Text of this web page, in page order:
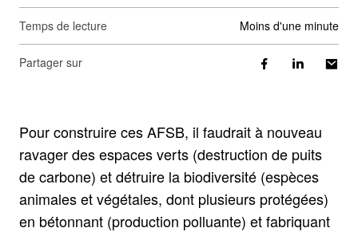
Temps de lecture moins d'une minute
Partager sur
Pour construire ces AFSB, il faudrait à nouveau
ravager des espaces verts (destruction de puits
de carbone) et détruire la biodiversité (espèces
animales et végétales, dont plusieurs protégées)
en bétonnant (production polluante) et fabriquant